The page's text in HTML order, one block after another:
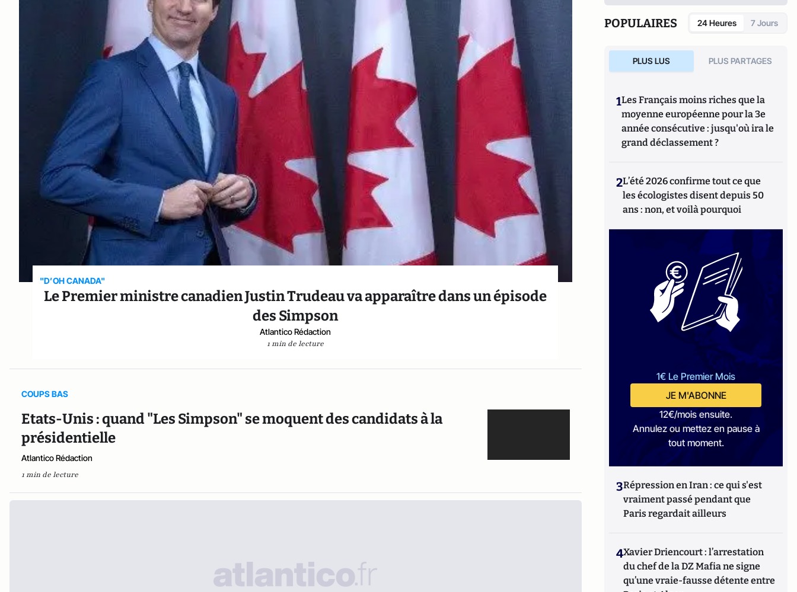
"D’OH CANADA"
Le Premier ministre canadien Justin Trudeau va apparaître dans un épisode
des Simpson
Atlantico Rédaction
1 min de lecture
COUPS BAS
Etats-Unis : quand "Les Simpson" se moquent des candidats à la
présidentielle
Atlantico Rédaction
1 min de lecture
POPULAIRES 24 Heures 7 Jours
PLUS LUS PLUS PARTAGES
1Les Français moins riches que la
moyenne européenne pour la 3e
année consécutive : jusqu'où ira le
grand déclassement ?
2L’été 2026 confirme tout ce que
les écologistes disent depuis 50
ans : non, et voilà pourquoi
1€ Le Premier Mois
JE M'ABONNE
12€/mois ensuite.
Annulez ou mettez en pause à
tout moment.
3Répression en Iran : ce qui s'est
vraiment passé pendant que
Paris regardait ailleurs
4Xavier Driencourt : l’arrestation
du chef de la DZ Mafia ne signe
qu’une vraie-fausse détente entre